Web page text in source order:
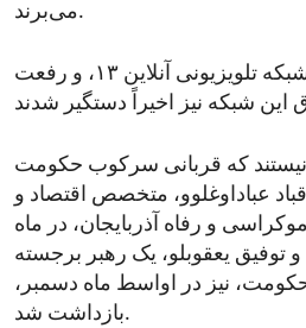
می‌برند.
عزیز اوروجوو، بنیانگذار شبکه تلویزیونی آنلاین ۱۳، و رفعت
نیستند که قربانی سرکوب حکومت
عباداوغلوو، متخصص اقتصاد و
و رفاه آذربایجان، در ماه
توفیق یعقوبلو، یک رهبر برجسته
نیز در اواسط ماه دسمبر،
بازداشت شد.